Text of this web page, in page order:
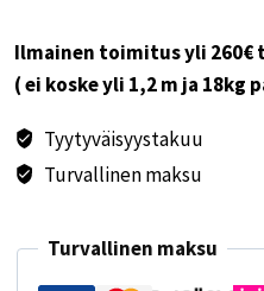
Ilmainen toimitus yli 260€
( ei koske yli 1,2 m ja 18kg
Tyytyväisyystakuu
Turvallinen maksu
Turvallinen maksu